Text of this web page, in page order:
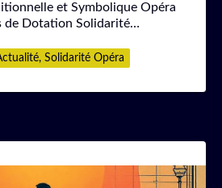
et Symbolique Opéra
de Dotation Solidarité…
, Solidarité Opéra